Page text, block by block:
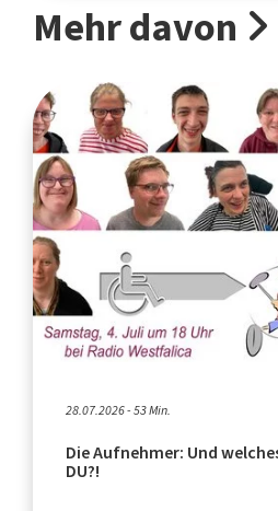
Mehr davon
28.07.2026 - 53 Min.
Die Aufnehmer: Und
DU?!